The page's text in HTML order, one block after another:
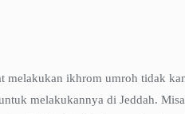
melakukan ikhrom umroh tidak
melakukannya di Jeddah.